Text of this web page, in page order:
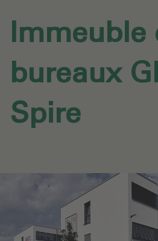
Immeuble
bureaux
Spire‎